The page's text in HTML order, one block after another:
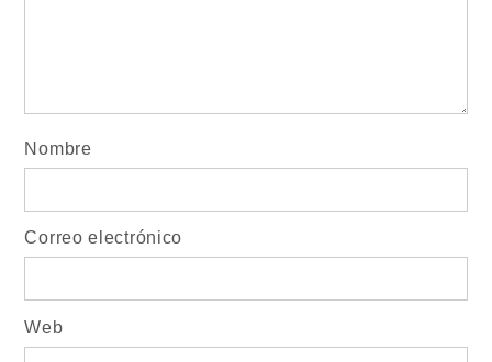
Nombre
Correo electrónico
Web